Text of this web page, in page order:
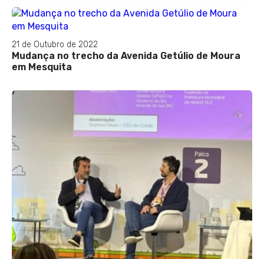
21 de Outubro de 2022
Mudança no trecho da Avenida Getúlio de Moura
em Mesquita